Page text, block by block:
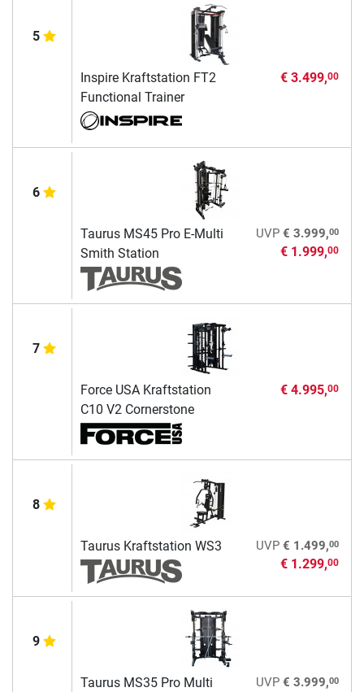
5
Inspire Kraftstation FT2
Functional Trainer
€ 3.499,00
6
Taurus MS45 Pro E-Multi
Smith Station
UVP € 3.999,00
€ 1.999,00
7
Force USA Kraftstation
C10 V2 Cornerstone
€ 4.995,00
8
Taurus Kraftstation WS3 UVP € 1.499,00
€ 1.299,00
9
Taurus MS35 Pro Multi
UVP € 3.999,00